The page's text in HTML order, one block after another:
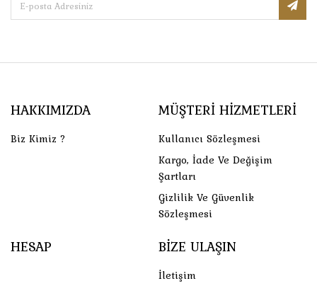
HAKKIMIZDA
Biz Kimiz ?
MÜŞTERI HIZMETLERI
Kullanıcı Sözleşmesi
Kargo, İade Ve Değişim
Şartları
Gizlilik Ve Güvenlik
Sözleşmesi
HESAP BIZE ULAŞIN
İletişim